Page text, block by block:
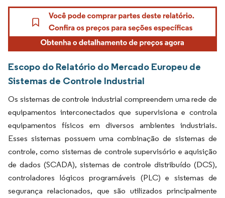
Escopo do Relatório do Mercado Europeu de
Sistemas de Controle Industrial
Os sistemas de controle industrial compreendem uma rede de
equipamentos interconectados que supervisiona e controla
equipamentos físicos em diversos ambientes industriais.
Esses sistemas possuem uma combinação de sistemas de
controle, como sistemas de controle supervisório e aquisição
de dados (SCADA), sistemas de controle distribuído (DCS),
controladores lógicos programáveis (PLC) e sistemas de
segurança relacionados, que são utilizados principalmente